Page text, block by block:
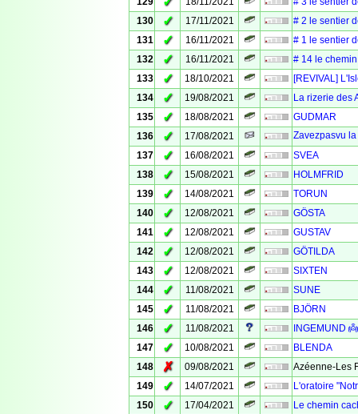
130
✓ 17/11/2021
# 2 le sentier
131
✓ 16/11/2021
# 1 le sentier
132
✓ 16/11/2021
# 14 le
133
✓ 18/10/2021
[REVIVAL]
134
✓ 19/08/2021
La rizerie des
135
✓ 18/08/2021
GUDMAR
136
✓ 17/08/2021
Zavezpasvu
137
✓ 16/08/2021
SVEA
138
✓ 15/08/2021
HOLMFRID
139
✓ 14/08/2021
TORUN
140
✓ 12/08/2021
GÖSTA
141
✓ 12/08/2021
GUSTAV
142
✓ 12/08/2021
GÖTILDA
143
✓ 12/08/2021
SIXTEN
144
✓ 11/08/2021
SUNE
145
✓ 11/08/2021
BJÖRN
146
✓ 11/08/2021
INGEMUND
147
✓ 10/08/2021
BLENDA
148
✗ 09/08/2021
Azéenne-Les
149
✓ 14/07/2021
L'oratoire
150
✓ 17/04/2021
Le chemin